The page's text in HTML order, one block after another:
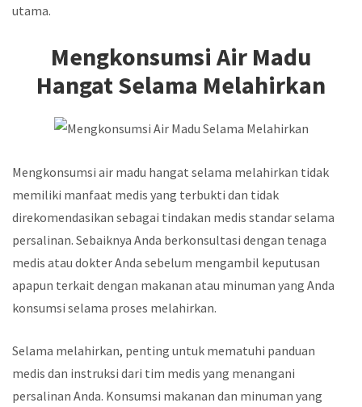
utama.
Mengkonsumsi Air Madu
Hangat Selama Melahirkan
Mengkonsumsi air madu hangat selama melahirkan tidak
memiliki manfaat medis yang terbukti dan tidak
direkomendasikan sebagai tindakan medis standar selama
persalinan. Sebaiknya Anda berkonsultasi dengan tenaga
medis atau dokter Anda sebelum mengambil keputusan
apapun terkait dengan makanan atau minuman yang Anda
konsumsi selama proses melahirkan.
Selama melahirkan, penting untuk mematuhi panduan
medis dan instruksi dari tim medis yang menangani
persalinan Anda. Konsumsi makanan dan minuman yang